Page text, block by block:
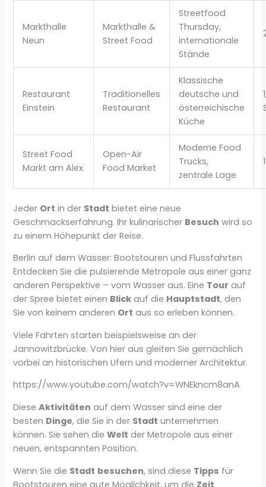
Markthalle
Neun
Markthalle &
Street Food
Streetfood
Thursday,
internationale
Stände
Restaurant
Einstein
Traditionelles
Restaurant
Klassische
deutsche und
österreichische
Küche
Street Food
Markt am Alex
Open-Air
Food Market
Moderne Food
Trucks,
zentrale Lage
Jeder Ort in der Stadt bietet eine neue
Geschmackserfahrung. Ihr kulinarischer Besuch wird so
zu einem Höhepunkt der Reise.
Berlin auf dem Wasser: Bootstouren und Flussfahrten
Entdecken Sie die pulsierende Metropole aus einer ganz
anderen Perspektive – vom Wasser aus. Eine Tour auf
der Spree bietet einen Blick auf die Hauptstadt, den
Sie von keinem anderen Ort aus so erleben können.
Viele Fahrten starten beispielsweise an der
Jannowitzbrücke. Von hier aus gleiten Sie gemächlich
vorbei an historischen Ufern und moderner Architektur.
https://www.youtube.com/watch?v=WNEkncm8anA
DieseAktivitäten auf dem Wasser sind eine der
besten Dinge, die Sie in der Stadt unternehmen
können. Sie sehen dieWelt der Metropole aus einer
neuen, entspannten Position.
Wenn Sie die Stadt besuchen, sind diese Tipps für
Bootstouren eine gute Möglichkeit, um die Zeit